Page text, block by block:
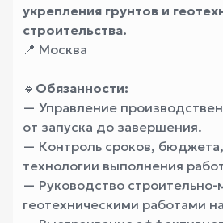
укрепления грунтов и
строительства.
📍 Москва
🔹 Обязанности:
— Управление
от запуска до завершения.
— Контроль сроков, бюджета,
технологии выполнения
— Руководство
геотехническими работами